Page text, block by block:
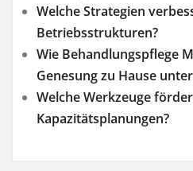
Welche Strategien
Betriebsstrukturen?
Wie Behandlungspflege
Genesung zu Hause
Welche Werkzeuge
Kapazitätsplanungen?